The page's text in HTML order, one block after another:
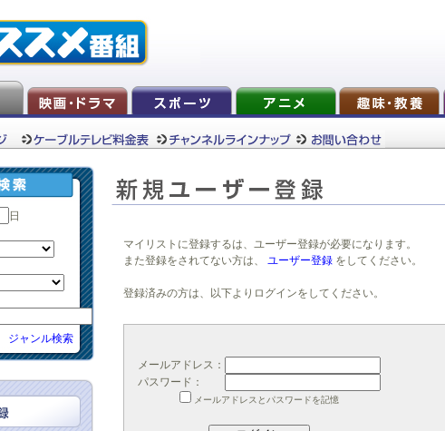
日
ジャンル検索
マイリストに登録するは、ユーザー登録が必要になります。
また登録をされてない方は、
ユーザー登録 をしてください。
登録済みの方は、以下よりログインをしてください。
メールアドレス：
パスワード：
メールアドレスとパスワードを記憶